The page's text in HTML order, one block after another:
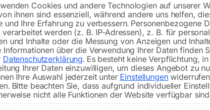
🔍
für VG 450
Cookies und andere Technologien auf unserer
ihnen sind essenziell, während andere uns helfen,
und Ihre Erfahrung zu verbessern. Personenbezogene
verarbeitet werden (z. B. IP-Adressen), z. B. für
und Inhalte oder die Messung von Anzeigen und
Informationen über die Verwendung Ihrer Daten finden
Datenschutzerklärung. Es besteht keine Verpflichtung,
Ihrer Daten einzuwilligen, um dieses Angebot zu
Ihre Auswahl jederzeit unter Einstellungen
Bitte beachten Sie, dass aufgrund individueller
nicht alle Funktionen der Website verfügbar